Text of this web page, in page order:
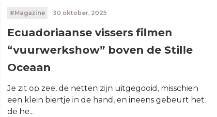
#Magazine 30 oktober, 2025
Ecuadoriaanse vissers filmen
“vuurwerkshow” boven de Stille
Oceaan
Je zit op zee, de netten zijn uitgegooid, misschien
een klein biertje in de hand, en ineens gebeurt het:
de he...